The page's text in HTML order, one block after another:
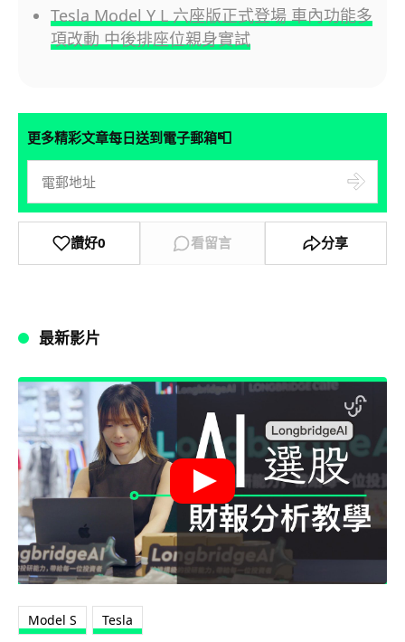
Tesla Model Y L 六座版正式登場 車內功能多
項改動 中後排座位親身實試
更多精彩文章每日送到電子郵箱📮
讚好0 看留言 分享
最新影片
Model S Tesla